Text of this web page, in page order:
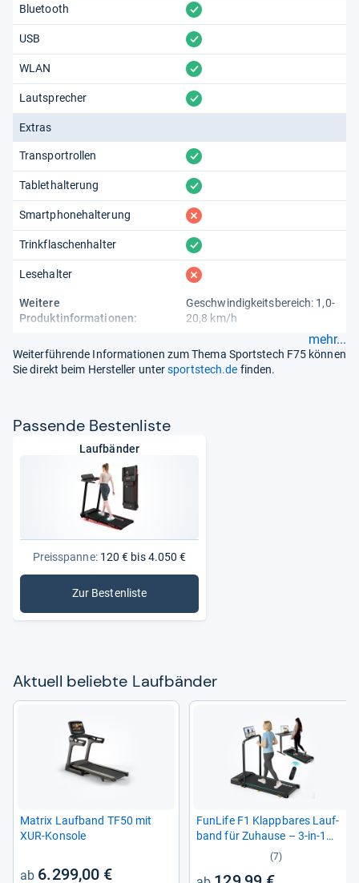
Bluetooth vorhanden
USB vorhanden
WLAN vorhanden
Lautsprecher vorhanden
Extras
Transportrollen vorhanden
Tablethalterung vorhanden
Smartphonehalterung fehlt
Trinkflaschenhalter vorhanden
Lesehalter fehlt
Weitere
Produktinformationen:
Geschwindigkeitsbereich: 1,0-
20,8 km/h
mehr...
Weiterführende Informationen zum Thema Sportstech F75 können
Sie direkt beim Hersteller untersportstech.de finden.
Pas­sende Bes­ten­liste
Laufbänder
Preisspanne:120 € bis 4.050 €
Zur Bestenliste
: Laufbänder
Aktu­ell beliebte Lauf­bän­der
Matrix Lauf­band TF50 mit
XUR-​Kon­sole
6.299,00 €
Fun­Life F1 Klapp­ba­res Lauf­
band für Zuhause – 3-​in-​1
Mini Lauf­band mit Hal­te­griff
(7)